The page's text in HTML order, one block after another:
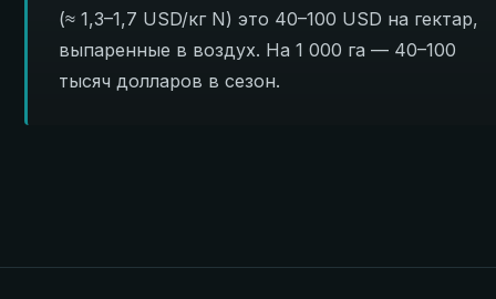
(≈ 1,3–1,7 USD/кг N) это 40–100 USD на гектар,
выпаренные в воздух. На 1 000 га — 40–100
тысяч долларов в сезон.